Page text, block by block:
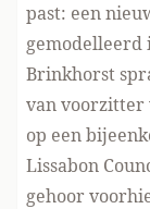
past: een
gemodelleerd
Brinkhorst
van voorzitter
op een
Lissabon
gehoor